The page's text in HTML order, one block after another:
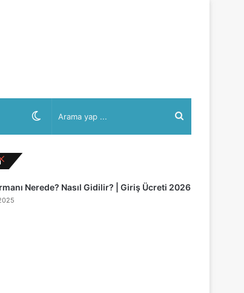
Arama
...
değiştir
Kapalı
Nerede? Nasıl Gidilir? | Giriş Ücreti 2026